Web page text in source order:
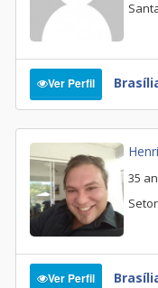
Ver Perfil
35
Ver Perfil